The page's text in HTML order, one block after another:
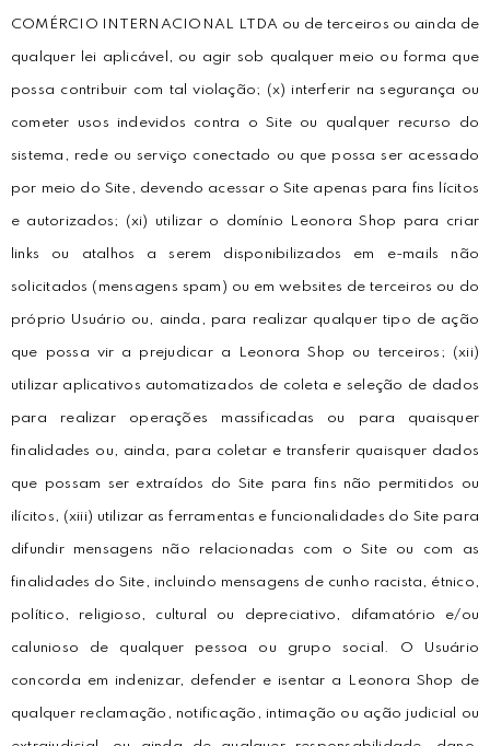
COMÉRCIO INTERNACIONAL LTDA ou de terceiros ou ainda de
qualquer lei aplicável, ou agir sob qualquer meio ou forma que
possa contribuir com tal violação; (x) interferir na segurança ou
cometer usos indevidos contra o Site ou qualquer recurso do
sistema, rede ou serviço conectado ou que possa ser acessado
por meio do Site, devendo acessar o Site apenas para fins lícitos
e autorizados; (xi) utilizar o domínio Leonora Shop para criar
links ou atalhos a serem disponibilizados em e-mails não
solicitados (mensagens spam) ou em websites de terceiros ou do
próprio Usuário ou, ainda, para realizar qualquer tipo de ação
que possa vir a prejudicar a Leonora Shop ou terceiros; (xii)
utilizar aplicativos automatizados de coleta e seleção de dados
para realizar operações massificadas ou para quaisquer
finalidades ou, ainda, para coletar e transferir quaisquer dados
que possam ser extraídos do Site para fins não permitidos ou
ilícitos, (xiii) utilizar as ferramentas e funcionalidades do Site para
difundir mensagens não relacionadas com o Site ou com as
finalidades do Site, incluindo mensagens de cunho racista, étnico,
político, religioso, cultural ou depreciativo, difamatório e/ou
calunioso de qualquer pessoa ou grupo social. O Usuário
concorda em indenizar, defender e isentar a Leonora Shop de
qualquer reclamação, notificação, intimação ou ação judicial ou